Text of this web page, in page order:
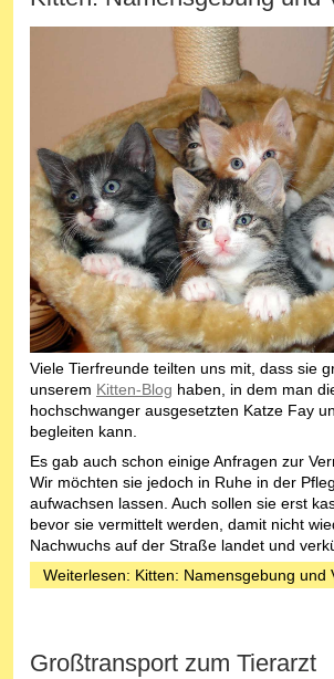
Viele Tierfreunde teilten uns mit, dass sie
unserem Kitten-Blog haben, in dem man
hochschwanger ausgesetzten Katze Fay
begleiten kann.
Es gab auch schon einige Anfragen zur
Wir möchten sie jedoch in Ruhe in der
aufwachsen lassen. Auch sollen sie erst
bevor sie vermittelt werden, damit nicht
Nachwuchs auf der Straße landet und
Weiterlesen: Kitten: Namensgebung und
Großtransport zum Tierarzt